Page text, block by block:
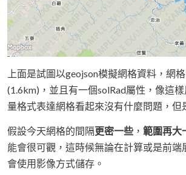
上面是試圖以geojson模擬網格資料，網
(1.6km)，並且有一個solRad屬性，像這
量格式表達網格看起來沒有什麼問題，但
假設今天網格的間隔更密一些 ， 範圍再大
能會很可觀，這時候無論在計算或是前端
會使用影像方式儲存。